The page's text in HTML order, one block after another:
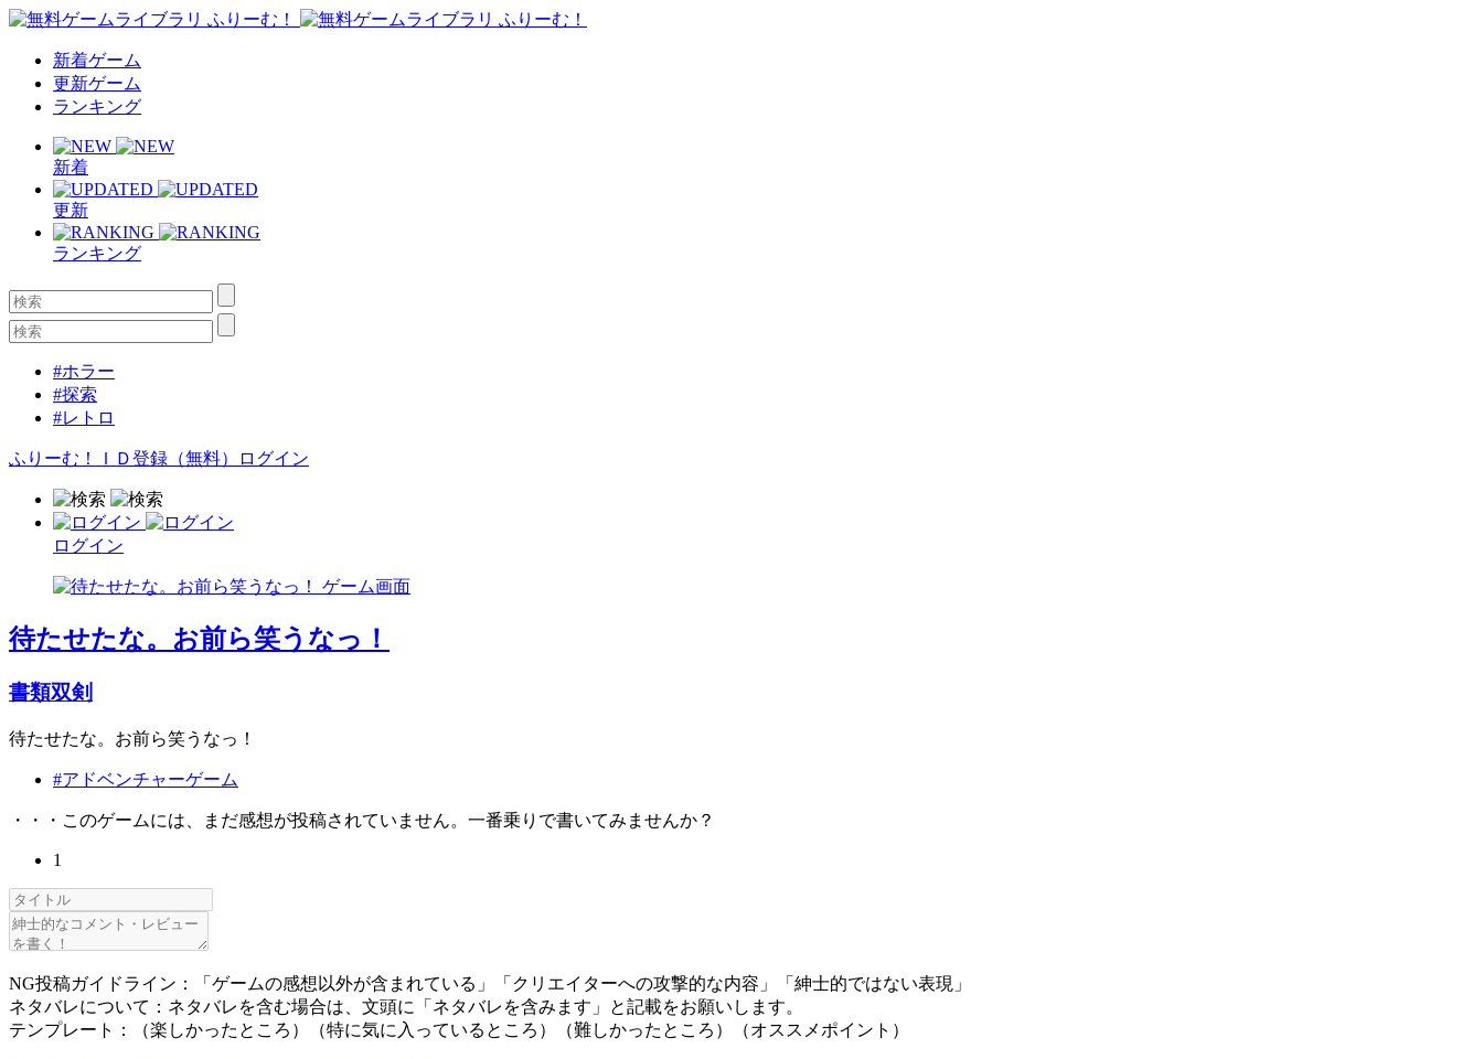
新着ゲーム
更新ゲーム
ランキング
新着
更新
ランキング
#ホラー
#探索
#レトロ
ふりーむ！ＩＤ登録（無料） ログイン
ログイン
待たせたな。お前ら笑うなっ！
書類双剣
待たせたな。お前ら笑うなっ！
#アドベンチャーゲーム
・・・このゲームには、まだ感想が投稿されていません。一番乗りで書いてみませんか？
1
NG投稿ガイドライン：「ゲームの感想以外が含まれている」「クリエイターへの攻撃的な内容」「紳士的ではない表現」
ネタバレについて：ネタバレを含む場合は、文頭に「ネタバレを含みます」と記載をお願いします。
テンプレート：（楽しかったところ）（特に気に入っているところ）（難しかったところ）（オススメポイント）